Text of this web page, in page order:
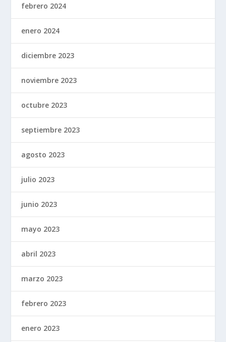
febrero 2024
enero 2024
diciembre 2023
noviembre 2023
octubre 2023
septiembre 2023
agosto 2023
julio 2023
junio 2023
mayo 2023
abril 2023
marzo 2023
febrero 2023
enero 2023